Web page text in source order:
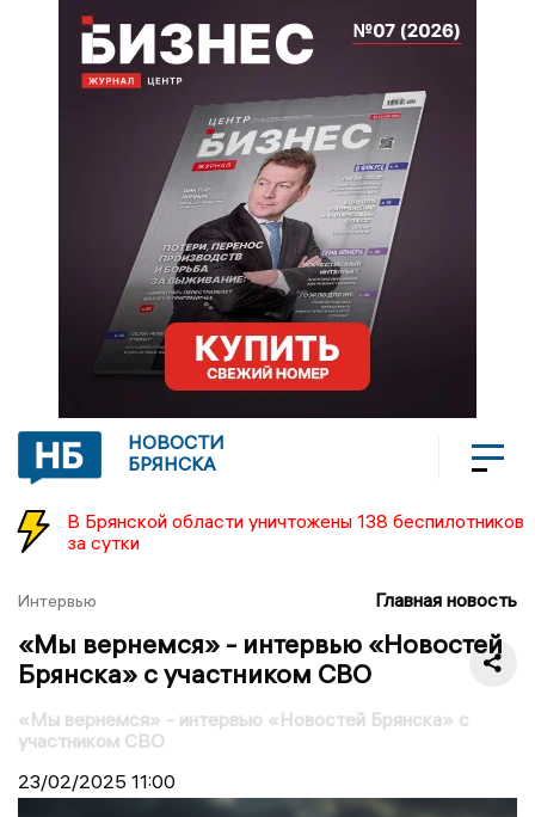
НОВОСТИ
БРЯНСКА
В Брянской области уничтожены 138 беспилотников
за сутки
Интервью Главная новость
«Мы вернемся» - интервью «Новостей
Брянска» с участником СВО
«Мы вернемся» - интервью «Новостей Брянска» с
участником СВО
23/02/2025 11:00